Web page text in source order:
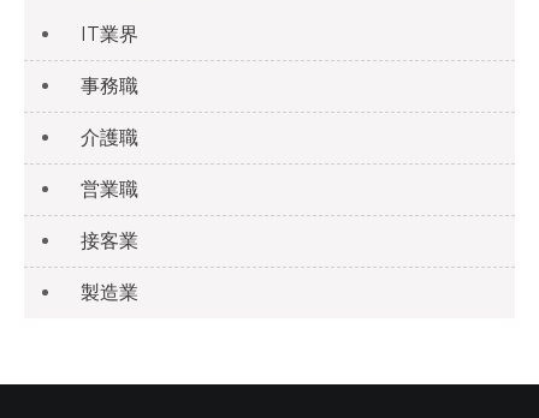
IT業界
事務職
介護職
営業職
接客業
製造業